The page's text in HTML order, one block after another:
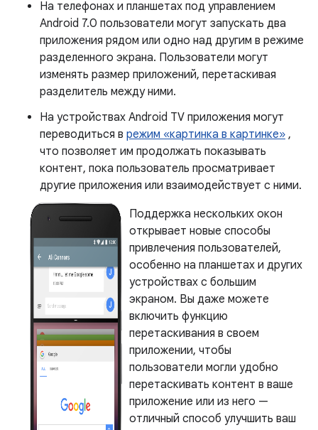
На телефонах и планшетах под управлением
Android 7.0 пользователи могут запускать два
приложения рядом или одно над другим в режиме
разделенного экрана. Пользователи могут
изменять размер приложений, перетаскивая
разделитель между ними.
На устройствах Android TV приложения могут
переводиться в режим «картинка в картинке» ,
что позволяет им продолжать показывать
контент, пока пользователь просматривает
другие приложения или взаимодействует с ними.
Поддержка нескольких окон
открывает новые способы
привлечения пользователей,
особенно на планшетах и ​​других
устройствах с большим
экраном. Вы даже можете
включить функцию
перетаскивания в своем
приложении, чтобы
пользователи могли удобно
перетаскивать контент в ваше
приложение или из него —
отличный способ улучшить ваш